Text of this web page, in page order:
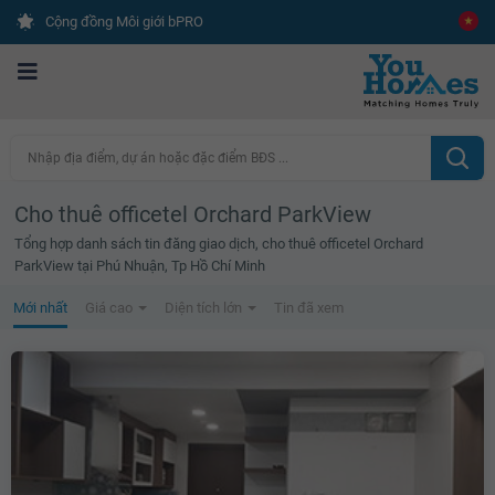
Cộng đồng Môi giới bPRO
Nhập địa điểm, dự án hoặc đặc điểm BĐS ...
Cho thuê officetel Orchard ParkView
Tổng hợp danh sách tin đăng giao dịch, cho thuê officetel Orchard
ParkView tại Phú Nhuận, Tp Hồ Chí Minh
Mới nhất Giá cao Diện tích lớn Tin đã xem